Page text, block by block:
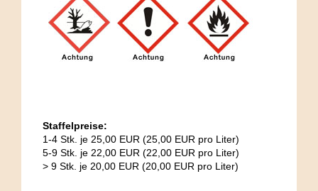
Staffelpreise:
1-4 Stk. je 25,00 EUR (25,00 EUR pro Liter)
5-9 Stk. je 22,00 EUR (22,00 EUR pro Liter)
> 9 Stk. je 20,00 EUR (20,00 EUR pro Liter)